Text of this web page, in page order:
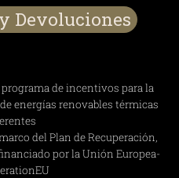
Devoluciones
de incentivos para la
energías renovables térmicas
del Plan de Recuperación,
por la Unión Europea-